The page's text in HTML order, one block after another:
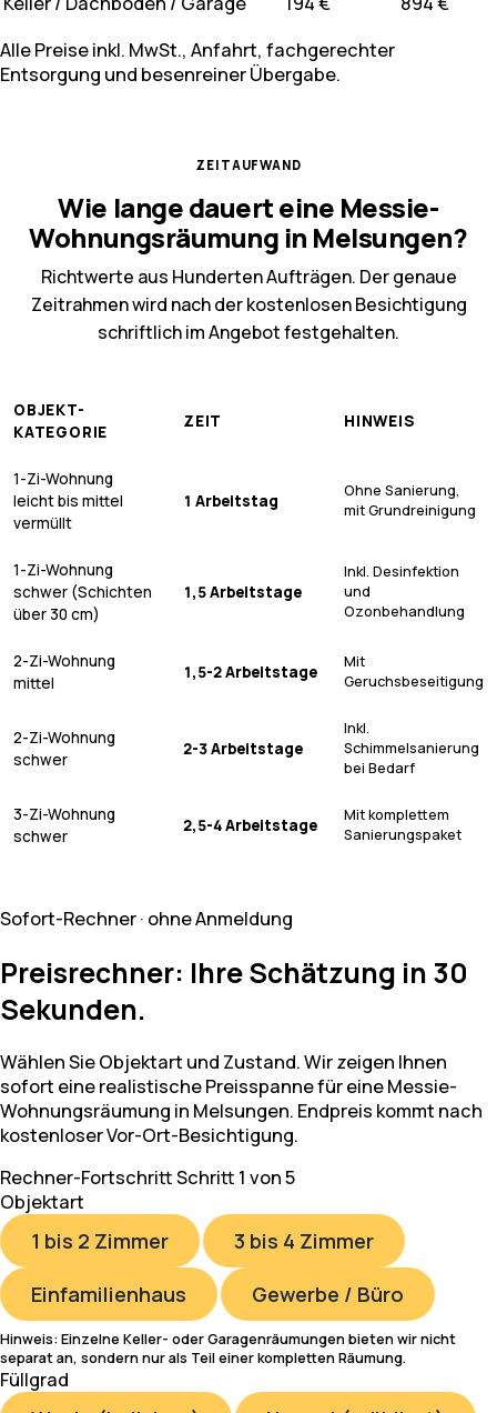
Alle Preise inkl. MwSt., Anfahrt, fachgerechter
Entsorgung und besenreiner Übergabe.
ZEITAUFWAND
Wie lange dauert eine Messie-
Wohnungsräumung in Melsungen?
Richtwerte aus Hunderten Aufträgen. Der genaue
Zeitrahmen wird nach der kostenlosen Besichtigung
schriftlich im Angebot festgehalten.
OBJEKT-
KATEGORIE
ZEIT HINWEIS
1-Zi-Wohnung
leicht bis mittel
vermüllt
1 Arbeitstag
Ohne Sanierung,
mit Grundreinigung
1-Zi-Wohnung
schwer (Schichten
über 30 cm)
1,5 Arbeitstage
Inkl. Desinfektion
und
Ozonbehandlung
2-Zi-Wohnung
mittel
1,5-2 Arbeitstage
Mit
Geruchsbeseitigung
2-Zi-Wohnung
schwer
2-3 Arbeitstage
Inkl.
Schimmelsanierung
bei Bedarf
3-Zi-Wohnung
schwer
2,5-4 Arbeitstage
Mit komplettem
Sanierungspaket
Sofort-Rechner · ohne Anmeldung
Preisrechner: Ihre Schätzung in 30
Sekunden.
Wählen Sie Objektart und Zustand. Wir zeigen Ihnen
sofort eine realistische Preisspanne für eine Messie-
Wohnungsräumung in Melsungen. Endpreis kommt nach
kostenloser Vor-Ort-Besichtigung.
Rechner-FortschrittSchritt 1 von 5
Objektart
1 bis 2 Zimmer
3 bis 4 Zimmer
Einfamilienhaus
Gewerbe / Büro
Hinweis: Einzelne Keller- oder Garagenräumungen bieten wir nicht
separat an, sondern nur als Teil einer kompletten Räumung.
Füllgrad